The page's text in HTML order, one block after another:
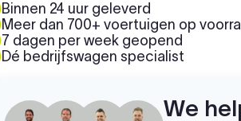
Binnen 24 uur geleverd
Meer dan 700+ voertuigen op
7 dagen per week geopend
Dé bedrijfswagen specialist
We